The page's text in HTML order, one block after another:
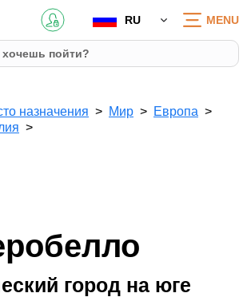
RU MENU
назначения Мир
Европа
город на юге